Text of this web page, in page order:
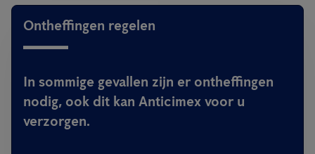
Ontheffingen regelen
In sommige gevallen zijn er ontheffingen
nodig, ook dit kan Anticimex voor u
verzorgen.